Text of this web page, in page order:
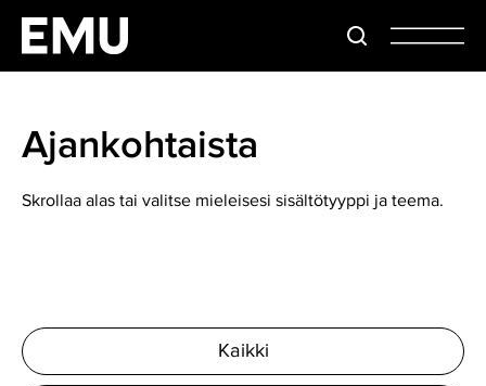
Ajankohtaista
Skrollaa alas tai valitse mieleisesi sisältötyyppi ja teema.
Kaikki